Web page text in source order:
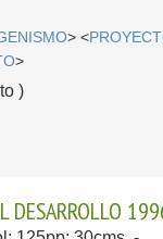
> <
>
)
DESARROLLO